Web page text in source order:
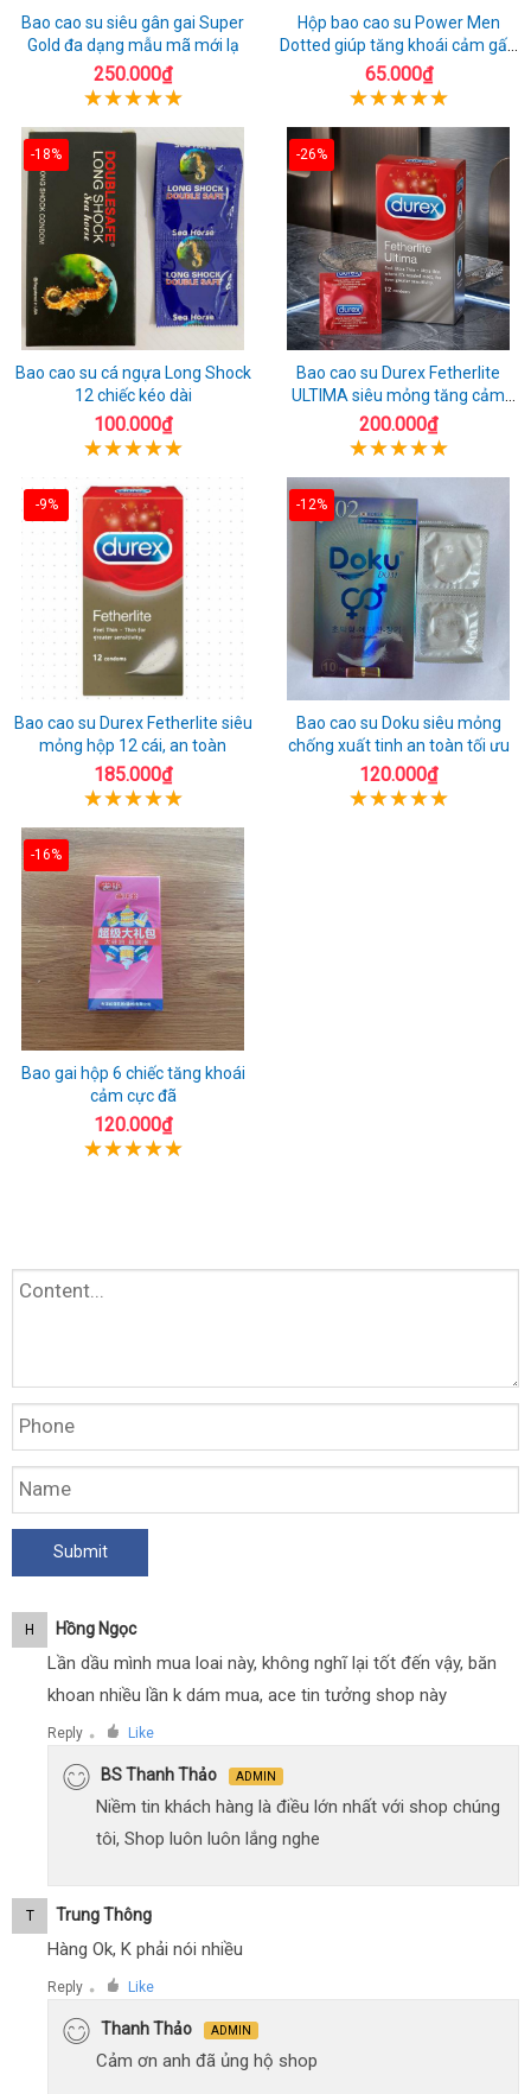
Bao cao su siêu gân gai Super
Gold đa dạng mẫu mã mới lạ
250.000₫
Hộp bao cao su Power Men
Dotted giúp tăng khoái cảm gấp
đôi
65.000₫
-18%
Bao cao su cá ngựa Long Shock
12 chiếc kéo dài
100.000₫
-26%
Bao cao su Durex Fetherlite
ULTIMA siêu mỏng tăng cảm
giác
200.000₫
-9%
Bao cao su Durex Fetherlite siêu
mỏng hộp 12 cái, an toàn
185.000₫
-12%
Bao cao su Doku siêu mỏng
chống xuất tinh an toàn tối ưu
120.000₫
-16%
Bao gai hộp 6 chiếc tăng khoái
cảm cực đã
120.000₫
H Hồng Ngọc
Lần dầu mình mua loai này, không nghĩ lại tốt đến vậy, băn
khoan nhiều lần k dám mua, ace tin tưởng shop này
Reply ● Like
BS Thanh Thảo ADMIN
Niềm tin khách hàng là điều lớn nhất với shop chúng
tôi, Shop luôn luôn lắng nghe
T Trung Thông
Hàng Ok, K phải nói nhiều
Reply ● Like
Thanh Thảo ADMIN
Cảm ơn anh đã ủng hộ shop